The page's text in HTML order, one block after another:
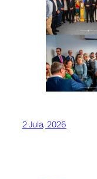
2 Jula, 2026